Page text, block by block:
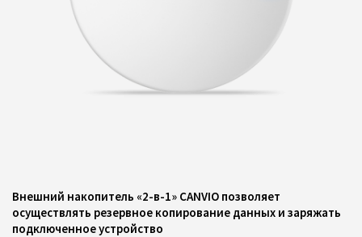
Внешний накопитель «2-в-1» CANVIO позволяет
осуществлять резервное копирование данных и заряжать
подключенное устройство